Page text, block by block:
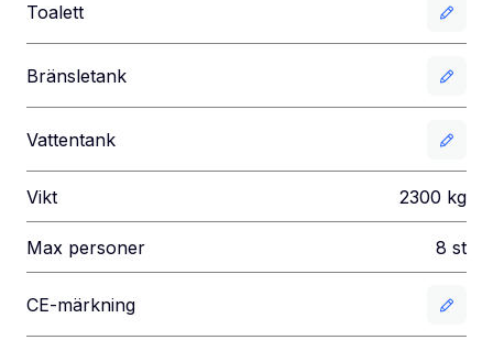
Toalett
Bränsletank
Vattentank
Vikt 2300 kg
Max personer 8 st
CE-märkning